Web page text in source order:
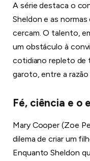
A série destaca o
Sheldon e as
cercam. O talento,
um obstáculo à
cotidiano repleto de
garoto, entre a razão
Fé, ciência e o
Mary Cooper (Zoe
dilema de criar um
Enquanto Sheldon